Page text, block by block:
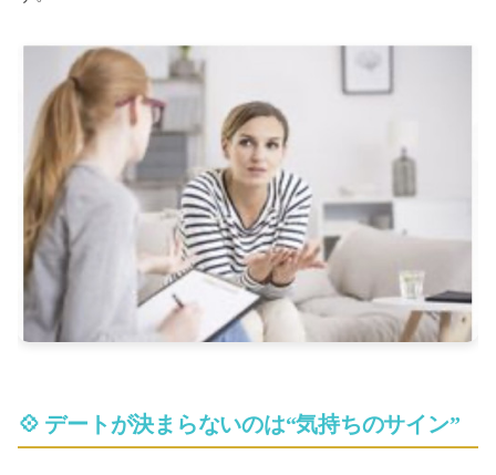
💠 デートが決まらないのは“気持ちのサイン”